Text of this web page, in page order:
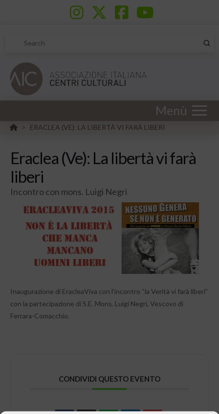
Search
Menù
HOME
> ERACLEA (VE): LA LIBERTÀ VI FARÀ LIBERI
Eraclea (Ve): La libertà vi farà
liberi
Incontro con mons. Luigi Negri
Inaugurazione di EracleaViva con l’incontro “la Verità vi farà liberi”
con la partecipazione di S.E. Mons. Luigi Negri, Vescovo di
Ferrara-Comacchio.
CONDIVIDI QUESTO EVENTO